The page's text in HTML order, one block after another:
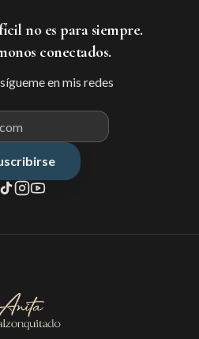
no es para siempre.
conectados.
en mis redes
Correo electrónico para